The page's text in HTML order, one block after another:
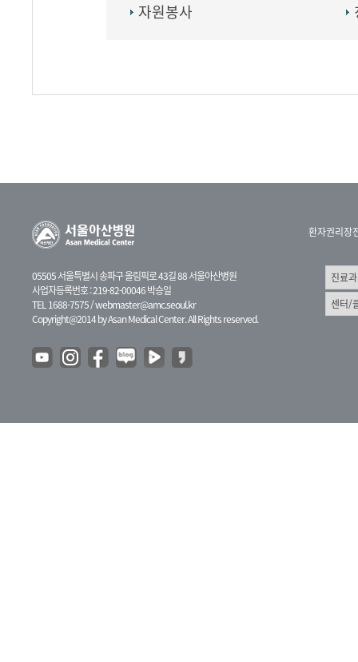
자원봉사
05505 서울특별시 송파구 올림픽로 43길 88 서울아산병원
사업자등록번호 : 219-82-00046 박승일
TEL 1688-7575 /webmaster@amc.seoul.kr
Copyright@2014 by Asan Medical Center. All Rights reserved.
환자권리장